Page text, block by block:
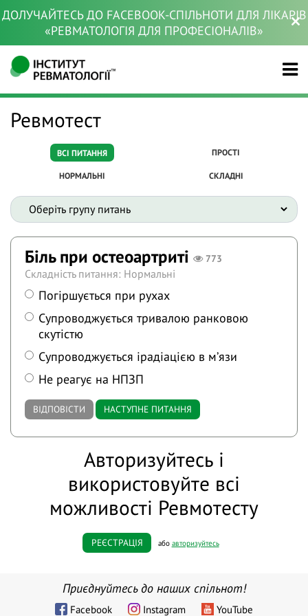
ДОЛУЧАЙТЕСЬ ДО FACEBOOK-СПІЛЬНОТИ ДЛЯ ЛІКАРІВ
«РЕВМАТОЛОГІЯ ДЛЯ ПРОФЕСІОНАЛІВ»
Ревмотест
ВСІ ПИТАННЯ ПРОСТІ
НОРМАЛЬНІ СКЛАДНІ
Біль при остеоартриті 773
Складність питання: Нормальні
Погіршується при рухах
Супроводжується тривалою ранковою
скутістю
Супроводжується ірадіацією в мʼязи
Не реагує на НПЗП
ВІДПОВІСТИ НАСТУПНЕ ПИТАННЯ
Авторизуйтесь і
використовуйте всі
можливості Ревмотесту
РЕЄСТРАЦІЯ або авторизуйтесь
Приєднуйтесь до наших спільнот!
Facebook Instagram YouTube